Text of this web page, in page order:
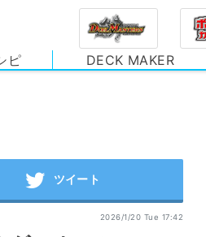
ピ DECK MAKER
2026/1/20 Tue 17:42